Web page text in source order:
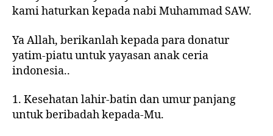
kami haturkan kepada nabi Muhammad SAW.
Ya Allah, berikanlah kepada para donatur
yatim-piatu untuk yayasan anak ceria
indonesia..
1. Kesehatan lahir-batin dan umur panjang
untuk beribadah kepada-Mu.